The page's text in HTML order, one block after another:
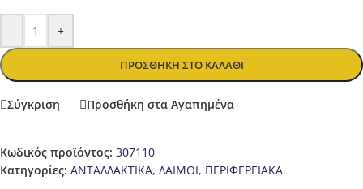
- +
ΠΡΟΣΘΉΚΗ ΣΤΟ ΚΑΛΆΘΙ
Σύγκριση Προσθήκη στα Αγαπημένα
Κωδικός προϊόντος: 307110
Κατηγορίες: ΑΝΤΑΛΛΑΚΤΙΚΑ, ΛΑΙΜΟΙ, ΠΕΡΙΦΕΡΕΙΑΚΑ